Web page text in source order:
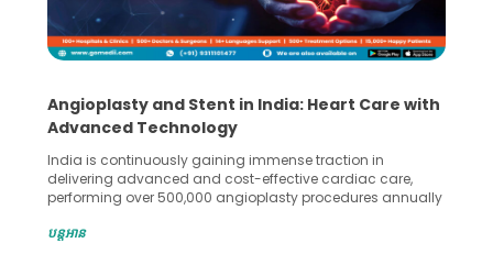
Angioplasty and Stent in India: Heart Care with
Advanced Technology
India is continuously gaining immense traction in
delivering advanced and cost-effective cardiac care,
performing over 500,000 angioplasty procedures annually
globe are searching for treatments like angioplasty and
បន្តអាន